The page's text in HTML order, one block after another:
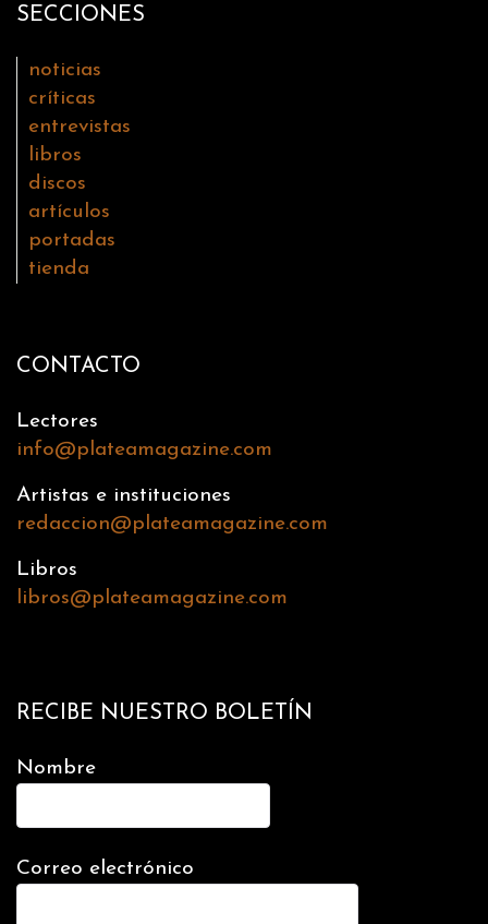
SECCIONES
noticias
críticas
entrevistas
libros
discos
artículos
portadas
tienda
CONTACTO
Lectores
info@plateamagazine.com
Artistas e instituciones
redaccion@plateamagazine.com
Libros
libros@plateamagazine.com
RECIBE NUESTRO BOLETÍN
Nombre
Correo electrónico